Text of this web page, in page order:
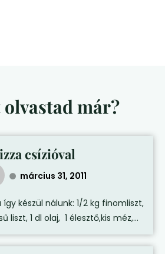
olvastad már?
csízióval
március 31, 2011
készül nálunk: 1/2 kg finomliszt,
liszt, 1 dl olaj, 1 élesztő,kis méz,...